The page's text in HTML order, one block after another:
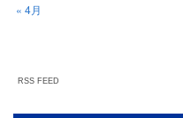
« 4月
RSS FEED